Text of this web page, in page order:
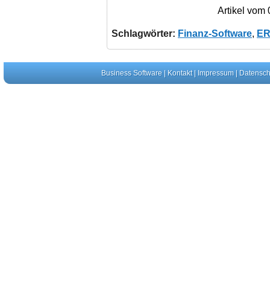
Artikel vom
Schlagwörter: Finanz-Software,
Business Software| Kontakt| Impressum|